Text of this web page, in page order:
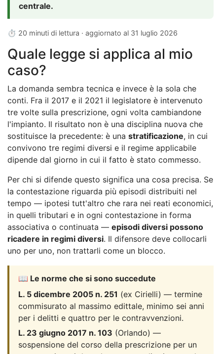
centrale.
⏱ 20 minuti di lettura · aggiornato al 31 luglio 2026
Quale legge si applica al mio
caso?
La domanda sembra tecnica e invece è la sola che
conti. Fra il 2017 e il 2021 il legislatore è intervenuto
tre volte sulla prescrizione, ogni volta cambiandone
l'impianto. Il risultato non è una disciplina nuova che
sostituisce la precedente: è una stratificazione, in cui
convivono tre regimi diversi e il regime applicabile
dipende dal giorno in cui il fatto è stato commesso.
Per chi si difende questo significa una cosa precisa. Se
la contestazione riguarda più episodi distribuiti nel
tempo — ipotesi tutt'altro che rara nei reati economici,
in quelli tributari e in ogni contestazione in forma
associativa o continuata — episodi diversi possono
ricadere in regimi diversi. Il difensore deve collocarli
uno per uno, non trattarli come un blocco.
📖 Le norme che si sono succedute
L. 5 dicembre 2005 n. 251 (ex Cirielli) — termine
commisurato al massimo edittale, minimo sei anni
per i delitti e quattro per le contravvenzioni.
L. 23 giugno 2017 n. 103 (Orlando) —
sospensione del corso della prescrizione per un